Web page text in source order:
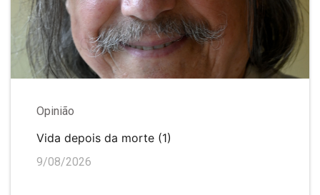
Opinião
Vida depois da morte (1)
9/08/2026